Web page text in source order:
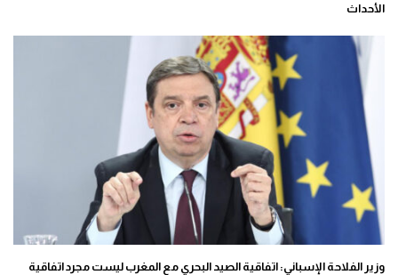
الأحداث
وزير الفلاحة الإسباني: اتفاقية الصيد البحري مع المغرب ليست مجرد اتفاقية